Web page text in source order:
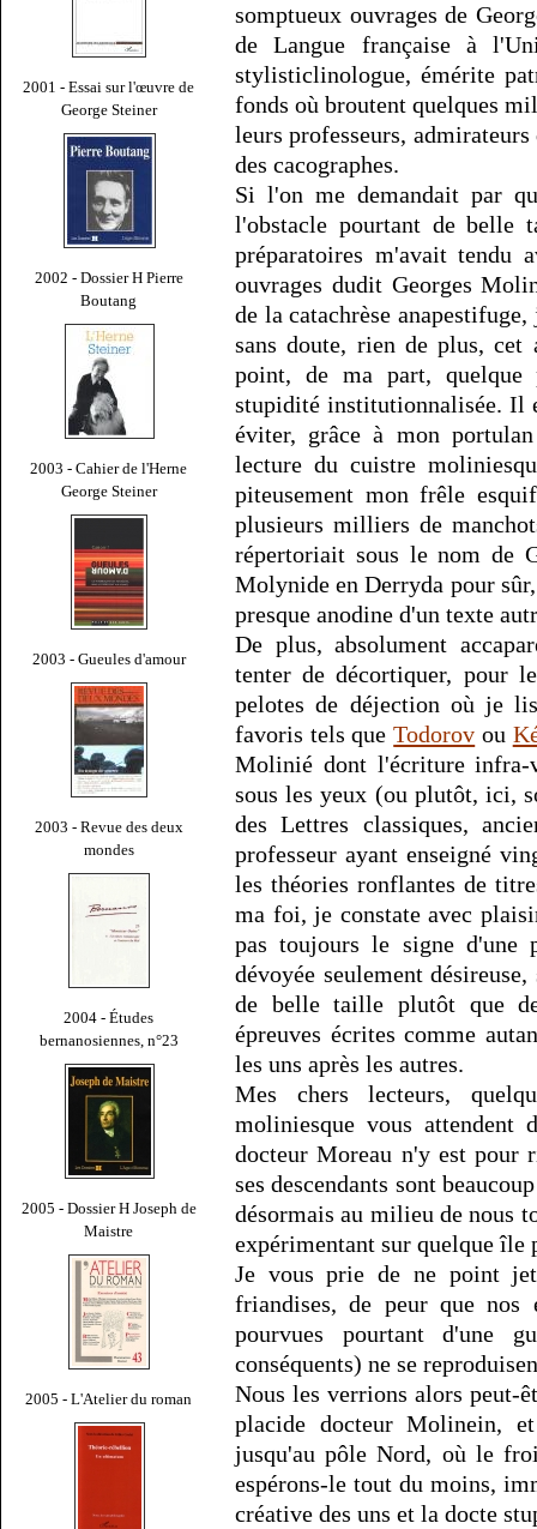
2001 - Essai sur l'œuvre de
George Steiner
2002 - Dossier H Pierre
Boutang
2003 - Cahier de l'Herne
George Steiner
2003 - Gueules d'amour
2003 - Revue des deux
mondes
2004 - Études
bernanosiennes, n°23
2005 - Dossier H Joseph de
Maistre
2005 - L'Atelier du roman
somptueux ouvrages de
de Langue française à
stylisticlinologue, émérite
fonds où broutent quelques
leurs professeurs,
des cacographes.
Si l'on me demandait par
l'obstacle pourtant de belle
préparatoires m'avait tendu
ouvrages dudit Georges
de la catachrèse
sans doute, rien de plus, cet
point, de ma part, quelque
stupidité institutionnalisée. Il
éviter, grâce à mon
lecture du cuistre
piteusement mon frêle
plusieurs milliers de
répertoriait sous le nom de
Molynide en Derryda pour
presque anodine d'un texte
De plus, absolument
tenter de décortiquer, pour
pelotes de déjection où je
favoris tels queTodorov ou
Molinié dont l'écriture
sous les yeux (ou plutôt, ici,
des Lettres classiques,
professeur ayant enseigné
les théories ronflantes de
ma foi, je constate avec
pas toujours le signe d'une
dévoyée seulement
de belle taille plutôt que
épreuves écrites comme
les uns après les autres.
Mes chers lecteurs,
moliniesque vous attendent
docteur Moreau n'y est
ses descendants sont
désormais au milieu de nous
expérimentant sur quelque île
Je vous prie de ne point
friandises, de peur que nos
pourvues pourtant d'une
conséquents) ne se
Nous les verrions alors peut-
placide docteur Molinein,
jusqu'au pôle Nord, où le
espérons-le tout du moins,
créative des uns et la docte